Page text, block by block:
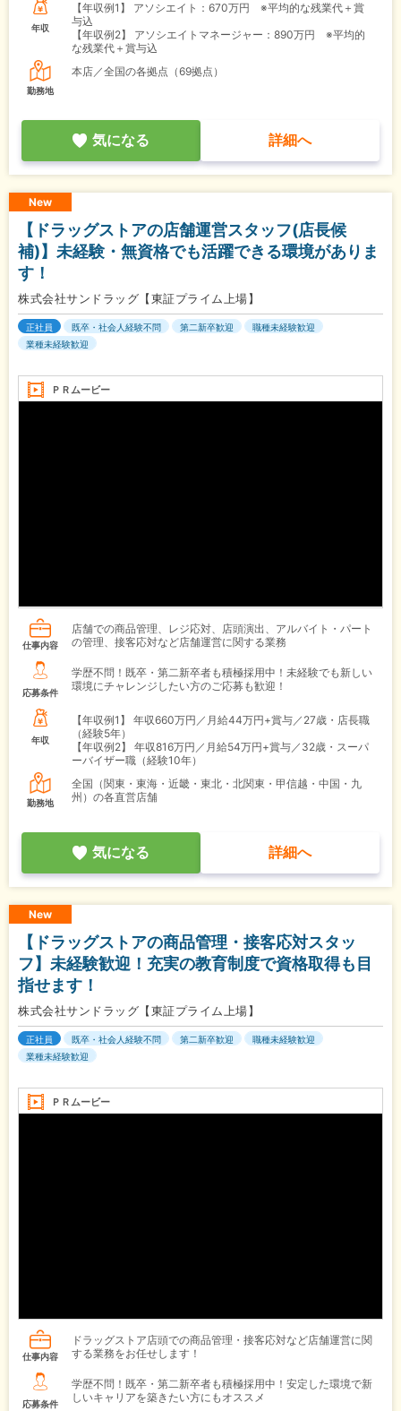
年収
【年収例1】
アソシエイト：670万円 ※平均的な残業代＋賞
与込
【年収例2】
アソシエイトマネージャー：890万円 ※平均的
な残業代＋賞与込
勤務地
本店／全国の各拠点（69拠点）
気になる 詳細へ
New
【ドラッグストアの店舗運営スタッフ(店長候
補)】未経験・無資格でも活躍できる環境がありま
す！
株式会社サンドラッグ【東証プライム上場】
正社員 既卒・社会人経験不問 第二新卒歓迎
職種未経験歓迎
業種未経験歓迎
ＰＲムービー
仕事内容
店舗での商品管理、レジ応対、店頭演出、アルバイト・パート
の管理、接客応対など店舗運営に関する業務
応募条件
学歴不問！既卒・第二新卒者も積極採用中！未経験でも新しい
環境にチャレンジしたい方のご応募も歓迎！
年収
【年収例1】
年収660万円／月給44万円+賞与／27歳・店長職
（経験5年）
【年収例2】
年収816万円／月給54万円+賞与／32歳・スーパ
ーバイザー職（経験10年）
勤務地
全国（関東・東海・近畿・東北・北関東・甲信越・中国・九
州）の各直営店舗
気になる 詳細へ
New
【ドラッグストアの商品管理・接客応対スタッ
フ】未経験歓迎！充実の教育制度で資格取得も目
指せます！
株式会社サンドラッグ【東証プライム上場】
正社員 既卒・社会人経験不問 第二新卒歓迎
職種未経験歓迎
業種未経験歓迎
ＰＲムービー
仕事内容
ドラッグストア店頭での商品管理・接客応対など店舗運営に関
する業務をお任せします！
応募条件
学歴不問！既卒・第二新卒者も積極採用中！安定した環境で新
しいキャリアを築きたい方にもオススメ